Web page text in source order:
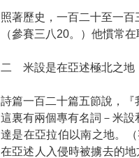
照著歷史，一百二十至一百
（參賽三八20。）他慣常
二 米設是在亞述極北之地
詩篇一百二十篇五節說，『
這裏有兩個專有名詞－米
達是在亞拉伯以南之地。
在亞述人入侵時被擄去的